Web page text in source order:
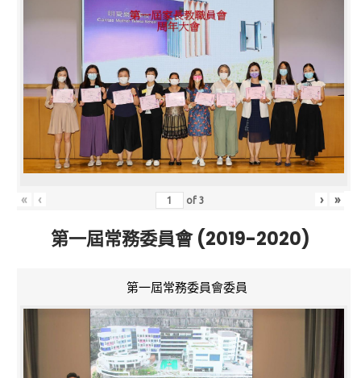
« ‹ of3 › »
第一屆常務委員會 (2019-2020)
第一屆常務委員會委員